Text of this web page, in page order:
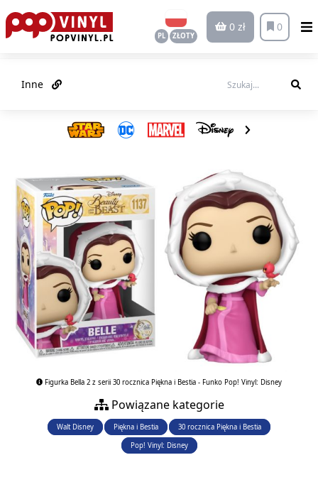
PL ZŁOTY
0 zł 0
Inne
Figurka Bella 2 z serii 30 rocznica Piękna i Bestia - Funko Pop! Vinyl: Disney
Powiązane kategorie
Walt Disney Piękna i Bestia
30 rocznica Piękna i Bestia
Pop! Vinyl: Disney